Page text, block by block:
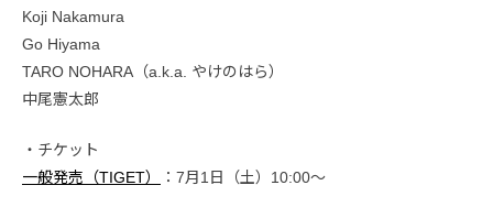
Koji Nakamura
Go Hiyama
TARO NOHARA（a.k.a. やけのはら）
中尾憲太郎
・チケット
一般発売（TIGET）
：7月1日（土）10:00〜